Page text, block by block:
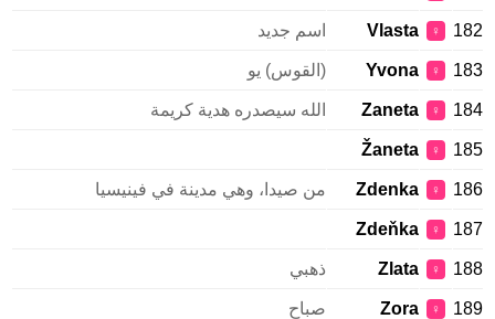
182
♀
Vlasta اسم جديد
183
♀
Yvona (القوس) يو
184
♀
Zaneta الله سيصدره هدية كريمة
185
♀
Žaneta
186
♀
Zdenka من صيدا، وهي مدينة في فينيسيا
187
♀
Zdeňka
188
♀
Zlata ذهبي
189
♀
Zora صباح